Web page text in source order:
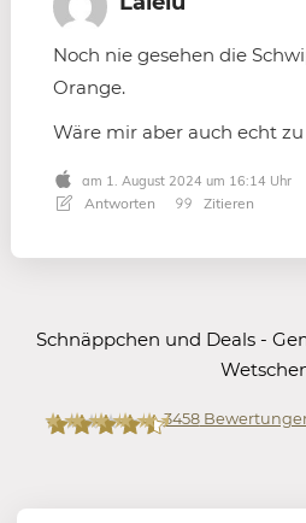
Noch nie gesehen die
Orange.
Wäre mir aber auch echt
am 1. August 2024 um 16:14 Uhr
Antworten Zitieren
Schnäppchen und Deals -
3458